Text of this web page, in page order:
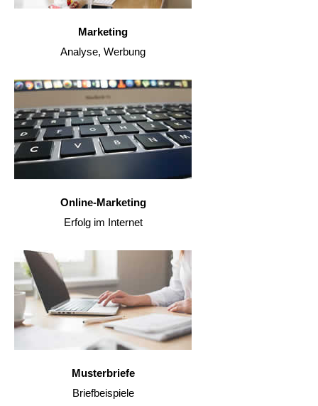
Marketing
Analyse, Werbung
Online-Marketing
Erfolg im Internet
Musterbriefe
Briefbeispiele